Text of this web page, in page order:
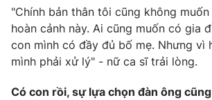
Theo dõi báo trên
Cơ quan chủ quản:Đài Truyền hình Việt
"Chính bản thân tôi cũng không
hoàn cảnh này. Ai cũng muốn có gia
con mình có đầy đủ bố mẹ. Nhưng vì
mình phải xử lý" - nữ ca sĩ trải lòng.
Có con rồi, sự lựa chọn đàn ông